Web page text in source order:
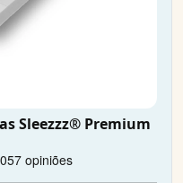
Sleezzz® Premium